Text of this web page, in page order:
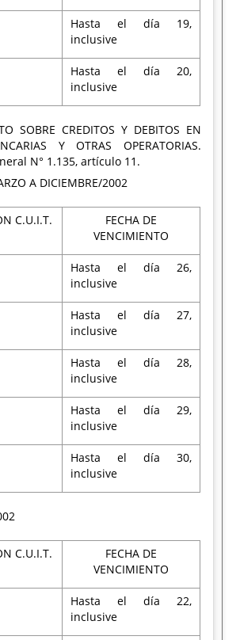
Hasta el día 19,
inclusive
Hasta el día 20,
inclusive
SOBRE CREDITOS Y DEBITOS EN
Y OTRAS OPERATORIAS.
N° 1.135, artículo 11.
A DICIEMBRE/2002
C.U.I.T.
FECHA DE
VENCIMIENTO
Hasta el día 26,
inclusive
Hasta el día 27,
inclusive
Hasta el día 28,
inclusive
Hasta el día 29,
inclusive
Hasta el día 30,
inclusive
C.U.I.T.
FECHA DE
VENCIMIENTO
Hasta el día 22,
inclusive